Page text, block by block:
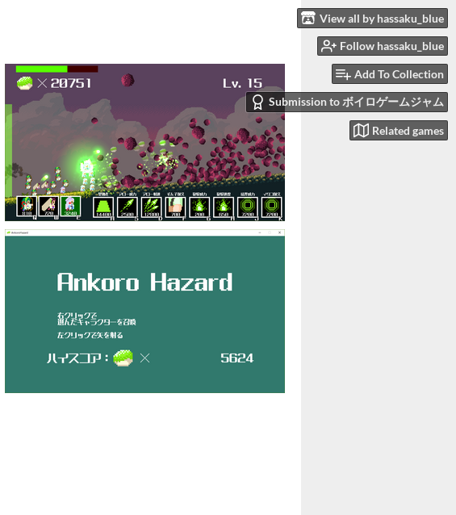
View all by hassaku_blue
Follow hassaku_blue
Add To Collection
Submission to ボイロゲームジャム
Related games